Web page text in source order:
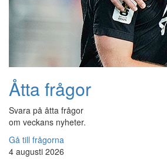
Åtta frågor
Svara på åtta frågor
om veckans nyheter.
Gå till frågorna
4 augusti 2026